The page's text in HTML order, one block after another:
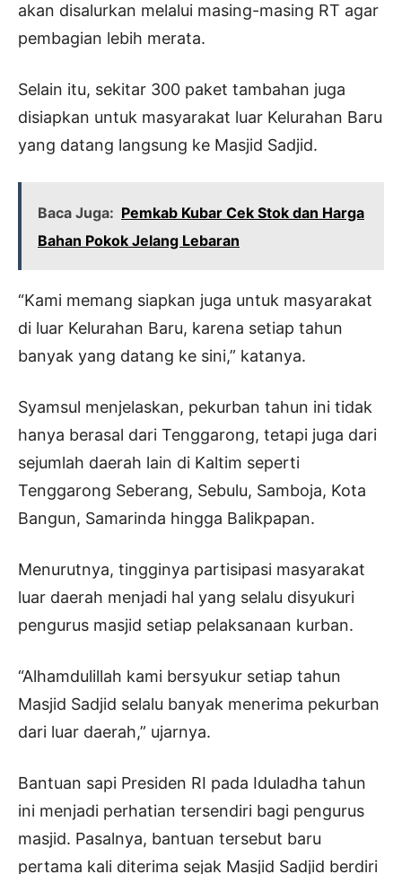
akan disalurkan melalui masing-masing RT agar
pembagian lebih merata.
Selain itu, sekitar 300 paket tambahan juga
disiapkan untuk masyarakat luar Kelurahan Baru
yang datang langsung ke Masjid Sadjid.
Baca Juga: Pemkab Kubar Cek Stok dan Harga
Bahan Pokok Jelang Lebaran
“Kami memang siapkan juga untuk masyarakat
di luar Kelurahan Baru, karena setiap tahun
banyak yang datang ke sini,” katanya.
Syamsul menjelaskan, pekurban tahun ini tidak
hanya berasal dari Tenggarong, tetapi juga dari
sejumlah daerah lain di Kaltim seperti
Tenggarong Seberang, Sebulu, Samboja, Kota
Bangun, Samarinda hingga Balikpapan.
Menurutnya, tingginya partisipasi masyarakat
luar daerah menjadi hal yang selalu disyukuri
pengurus masjid setiap pelaksanaan kurban.
“Alhamdulillah kami bersyukur setiap tahun
Masjid Sadjid selalu banyak menerima pekurban
dari luar daerah,” ujarnya.
Bantuan sapi Presiden RI pada Iduladha tahun
ini menjadi perhatian tersendiri bagi pengurus
masjid. Pasalnya, bantuan tersebut baru
pertama kali diterima sejak Masjid Sadjid berdiri